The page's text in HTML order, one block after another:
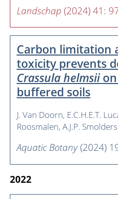
Landschap (2024) 41:
Carbon limitation
toxicity prevents
Crassula helmsii
buffered soils
J. Van Doorn E.C.H.E.T.
Roosmalen A.J.P. Smolders
Aquatic Botany(2024)
2022